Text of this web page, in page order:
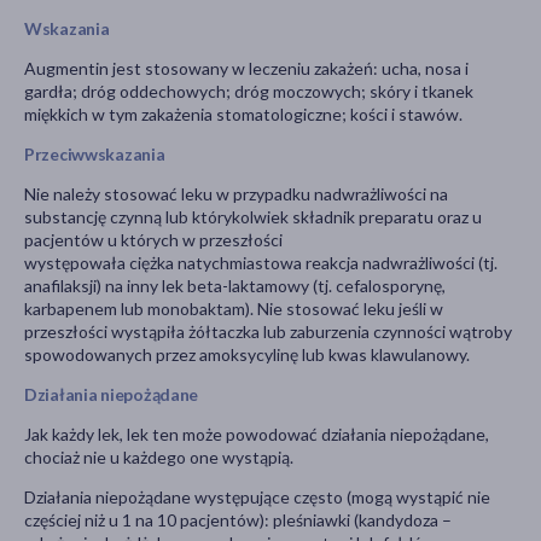
Wskazania
Augmentin jest stosowany w leczeniu zakażeń: ucha, nosa i
gardła; dróg oddechowych; dróg moczowych; skóry i tkanek
miękkich w tym zakażenia stomatologiczne; kości i stawów.
Przeciwwskazania
Nie należy stosować leku w przypadku nadwrażliwości na
substancję czynną lub którykolwiek składnik preparatu oraz u
pacjentów u których w przeszłości
występowała ciężka natychmiastowa reakcja nadwrażliwości (tj.
anafilaksji) na inny lek beta-laktamowy (tj. cefalosporynę,
karbapenem lub monobaktam). Nie stosować leku jeśli w
przeszłości wystąpiła żółtaczka lub zaburzenia czynności wątroby
spowodowanych przez amoksycylinę lub kwas klawulanowy.
Działania niepożądane
Jak każdy lek, lek ten może powodować działania niepożądane,
chociaż nie u każdego one wystąpią.
Działania niepożądane występujące często (mogą wystąpić nie
częściej niż u 1 na 10 pacjentów): pleśniawki (kandydoza –